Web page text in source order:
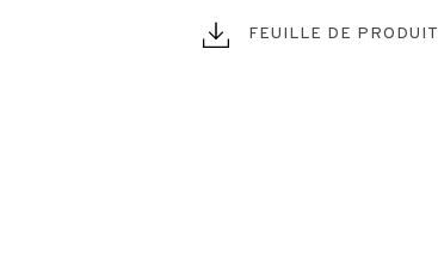
FEUILLE DE PRODUIT